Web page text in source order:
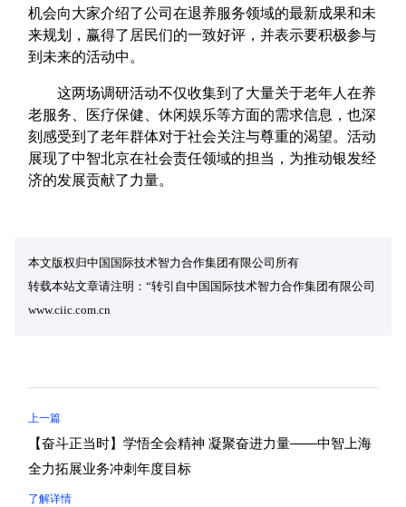
机会向大家介绍了公司在退养服务领域的最新成果和未
来规划，赢得了居民们的一致好评，并表示要积极参与
到未来的活动中。
这两场调研活动不仅收集到了大量关于老年人在养
老服务、医疗保健、休闲娱乐等方面的需求信息，也深
刻感受到了老年群体对于社会关注与尊重的渴望。活动
展现了中智北京在社会责任领域的担当，为推动银发经
济的发展贡献了力量。
本文版权归中国国际技术智力合作集团有限公司所有
转载本站文章请注明：“转引自中国国际技术智力合作集团有限公司
www.ciic.com.cn
上一篇
【奋斗正当时】学悟全会精神 凝聚奋进力量——中智上海
全力拓展业务冲刺年度目标
了解详情